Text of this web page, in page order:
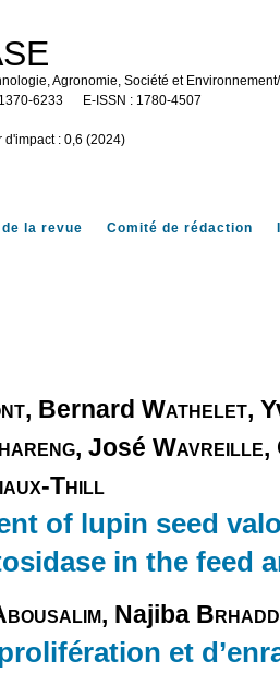
Agronomie, Société et
1370-6233
1780-4507
d'impact : 0,6 (2024)
la revue Comité de rédaction
, Bernard Wathelet,
, José Wavreille,
Thill
of lupin seed
in the feed
, Najiba
et